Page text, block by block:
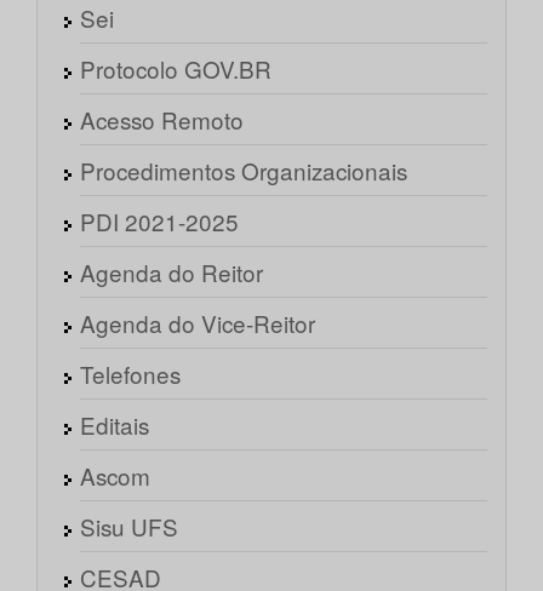
Sei
Protocolo GOV.BR
Acesso Remoto
Procedimentos Organizacionais
PDI 2021-2025
Agenda do Reitor
Agenda do Vice-Reitor
Telefones
Editais
Ascom
Sisu UFS
CESAD